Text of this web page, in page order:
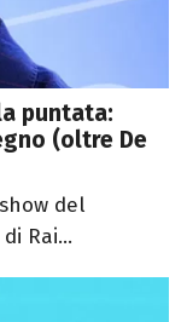
puntata:
(oltre De
del
Rai...